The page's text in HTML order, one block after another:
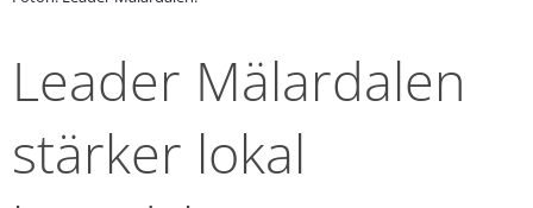
Leader Mälardalen
stärker lokal